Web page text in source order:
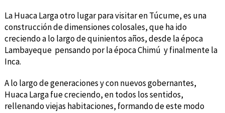
La Huaca Larga otro lugar para visitar en Túcume, es una
construcción de dimensiones colosales, que ha ido
creciendo a lo largo de quinientos años, desde la época
Lambayeque pensando por la época Chimú y finalmente la
Inca.
A lo largo de generaciones y con nuevos gobernantes,
Huaca Larga fue creciendo, en todos los sentidos,
rellenando viejas habitaciones, formando de este modo